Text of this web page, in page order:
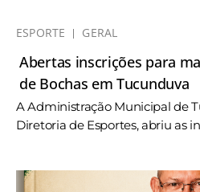
ESPORTE GERAL
Abertas inscrições para
de Bochas em Tucunduva
A Administração Municipal de
Diretoria de Esportes, abriu as